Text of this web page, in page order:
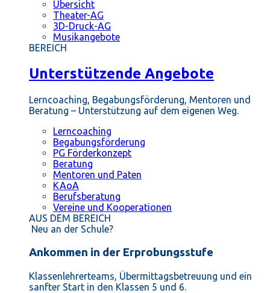
Übersicht
Theater-AG
3D-Druck-AG
Musikangebote
BEREICH
Unterstützende Angebote
Lerncoaching, Begabungsförderung, Mentoren und
Beratung – Unterstützung auf dem eigenen Weg.
Lerncoaching
Begabungsförderung
PG Förderkonzept
Beratung
Mentoren und Paten
KAoA
Berufsberatung
Vereine und Kooperationen
AUS DEM BEREICH
Neu an der Schule?
Ankommen in der Erprobungsstufe
Klassenlehrerteams, Übermittagsbetreuung und ein
sanfter Start in den Klassen 5 und 6.